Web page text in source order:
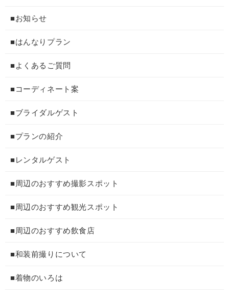
■お知らせ
■はんなりプラン
■よくあるご質問
■コーディネート案
■ブライダルゲスト
■プランの紹介
■レンタルゲスト
■周辺のおすすめ撮影スポット
■周辺のおすすめ観光スポット
■周辺のおすすめ飲食店
■和装前撮りについて
■着物のいろは